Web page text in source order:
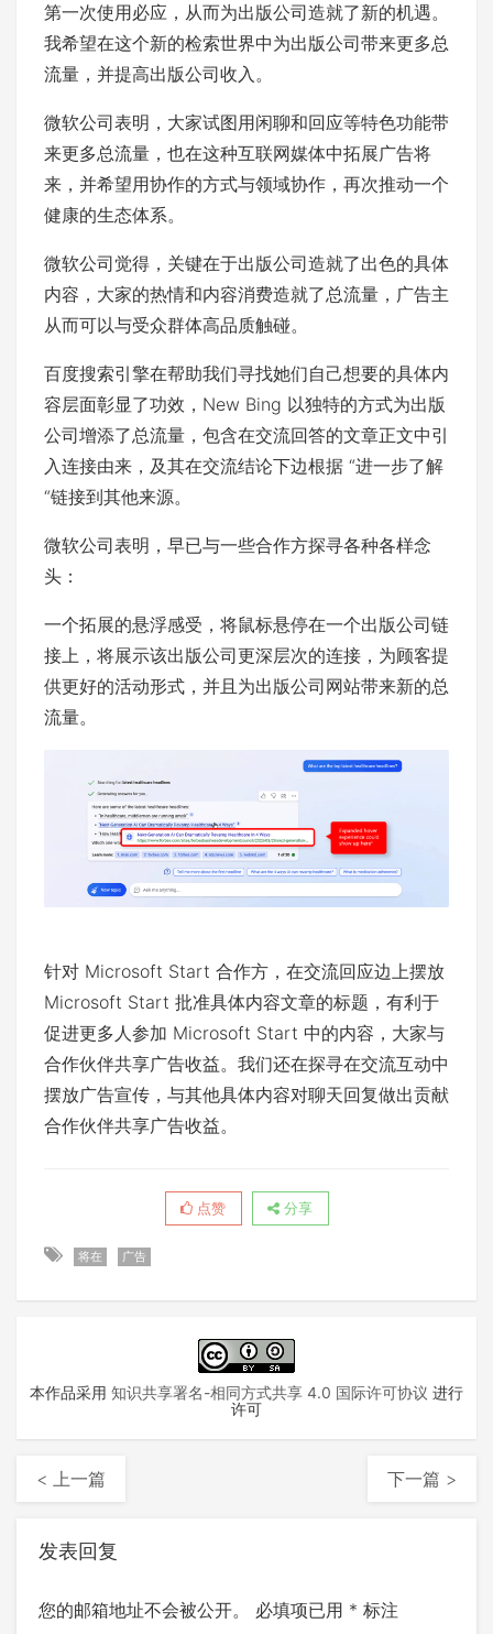
第一次使用必应，从而为出版公司造就了新的机遇。
我希望在这个新的检索世界中为出版公司带来更多总
流量，并提高出版公司收入。
微软公司表明，大家试图用闲聊和回应等特色功能带
来更多总流量，也在这种互联网媒体中拓展广告将
来，并希望用协作的方式与领域协作，再次推动一个
健康的生态体系。
微软公司觉得，关键在于出版公司造就了出色的具体
内容，大家的热情和内容消费造就了总流量，广告主
从而可以与受众群体高品质触碰。
百度搜索引擎在帮助我们寻找她们自己想要的具体内
容层面彰显了功效，New Bing 以独特的方式为出版
公司增添了总流量，包含在交流回答的文章正文中引
入连接由来，及其在交流结论下边根据 “进一步了解
“链接到其他来源。
微软公司表明，早已与一些合作方探寻各种各样念
头：
一个拓展的悬浮感受，将鼠标悬停在一个出版公司链
接上，将展示该出版公司更深层次的连接，为顾客提
供更好的活动形式，并且为出版公司网站带来新的总
流量。
针对 Microsoft Start 合作方，在交流回应边上摆放
Microsoft Start 批准具体内容文章的标题，有利于
促进更多人参加 Microsoft Start 中的内容，大家与
合作伙伴共享广告收益。我们还在探寻在交流互动中
摆放广告宣传，与其他具体内容对聊天回复做出贡献
合作伙伴共享广告收益。
点赞 分享
将在 广告
本作品采用 知识共享署名-相同方式共享 4.0 国际许可协议 进行
许可
< 上一篇 下一篇 >
发表回复
您的邮箱地址不会被公开。 必填项已用 * 标注